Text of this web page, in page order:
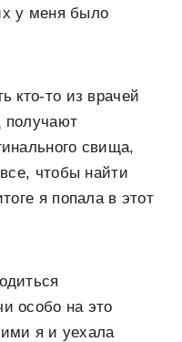
у меня было
кто-то из врачей
получают
свища,
чтобы найти
я попала в этот
особо на это
я и уехала